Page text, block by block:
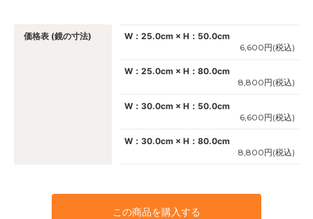
価格表 (鏡の寸法)
W：25.0cm × H：50.0cm
6,600円(税込)
W：25.0cm × H：80.0cm
8,800円(税込)
W：30.0cm × H：50.0cm
6,600円(税込)
W：30.0cm × H：80.0cm
8,800円(税込)
この商品を購入する